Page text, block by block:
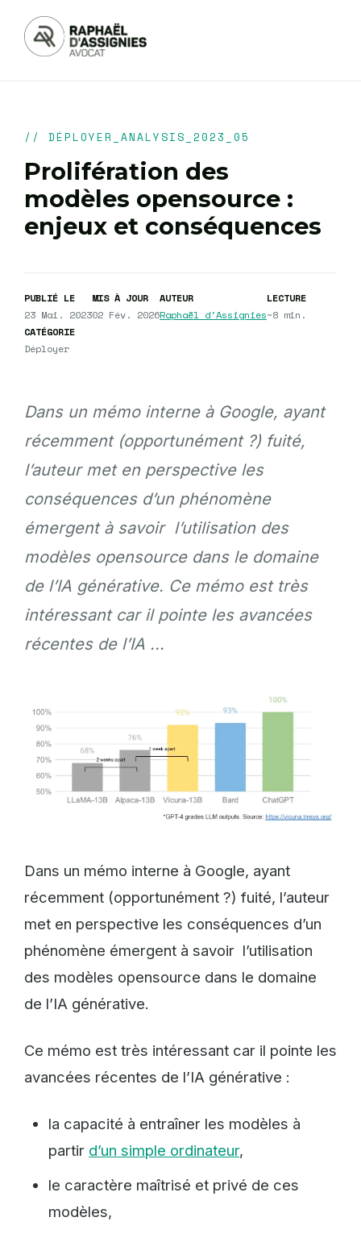
// DÉPLOYER_ANALYSIS_2023_05
Prolifération des
modèles opensource :
enjeux et conséquences
PUBLIÉ LE
23 Mai. 2023
MIS À JOUR
02 Fév. 2026
AUTEUR
Raphaël d'Assignies
LECTURE
~8 min.
CATÉGORIE
Déployer
Dans un mémo interne à Google, ayant
récemment (opportunément ?) fuité,
l’auteur met en perspective les
conséquences d’un phénomène
émergent à savoir l’utilisation des
modèles opensource dans le domaine
de l’IA générative. Ce mémo est très
intéressant car il pointe les avancées
récentes de l’IA ...
Dans un mémo interne à Google, ayant
récemment (opportunément ?) fuité, l’auteur
met en perspective les conséquences d’un
phénomène émergent à savoir l’utilisation
des modèles opensource dans le domaine
de l’IA générative.
Ce mémo est très intéressant car il pointe les
avancées récentes de l’IA générative :
la capacité à entraîner les modèles à
partir d’un simple ordinateur,
le caractère maîtrisé et privé de ces
modèles,